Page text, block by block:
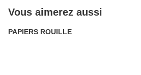
Vous aimerez aussi
PAPIERS ROUILLE